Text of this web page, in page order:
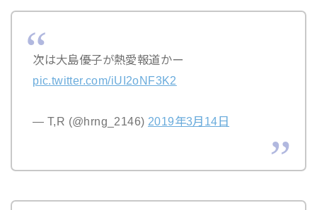
次は大島優子が熱愛報道かー
pic.twitter.com/iUI2oNF3K2
— T,R (@hrng_2146) 2019年3月14日